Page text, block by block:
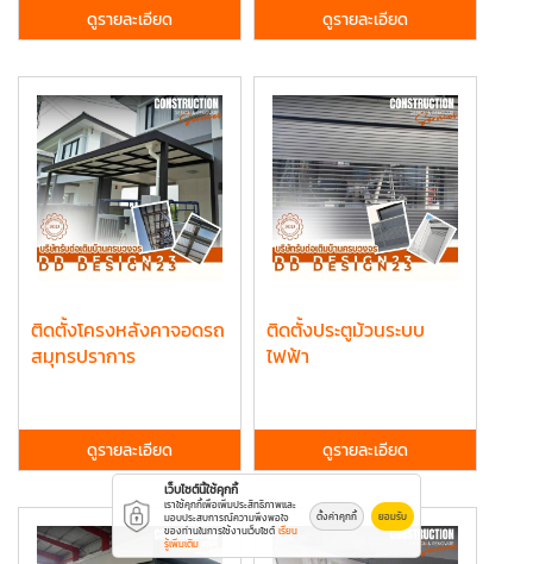
ดูรายละเอียด ดูรายละเอียด
ติดตั้งโครงหลังคาจอดรถ
สมุทรปราการ
ดูรายละเอียด
ติดตั้งประตูม้วนระบบ
ไฟฟ้า
ดูรายละเอียด
เว็บไซต์นี้ใช้คุกกี้
เราใช้คุกกี้เพื่อเพิ่มประสิทธิภาพและ
มอบประสบการณ์ความพึงพอใจ
ของท่านในการใช้งานเว็บไซต์ เรียน
รู้เพิ่มเติม
ตั้งค่าคุกกี้ ยอมรับ